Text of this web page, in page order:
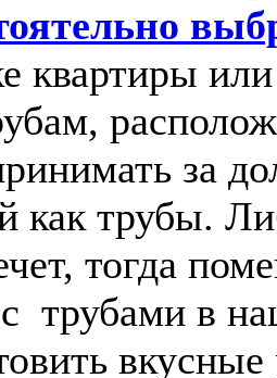
квартиры
за
как трубы.
тогда
с трубами в